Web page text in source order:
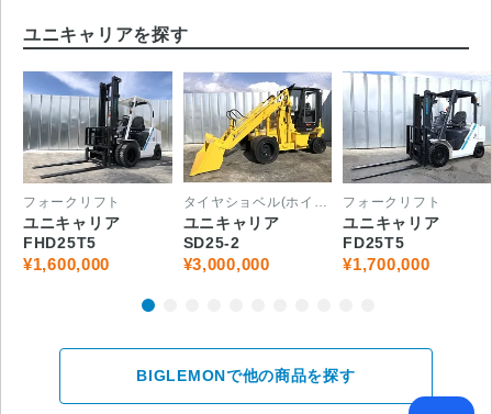
ユニキャリアを探す
BIGLEMONで他の商品を探す
フォークリフト
ユニキャリア
FHD25T5
¥1,600,000
ユニキャリア
SD25-2
¥3,000,000
フォークリフト
ユニキャリア
FD25T5
¥1,700,000